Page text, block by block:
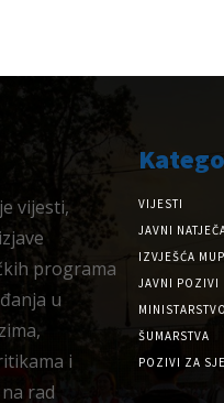
vijesti,
programa
u
i
rad
VIJESTI
JAVNI
IZVJEŠĆA
JAVNI POZIVI
ŠUMARSTVA
POZIVI ZA